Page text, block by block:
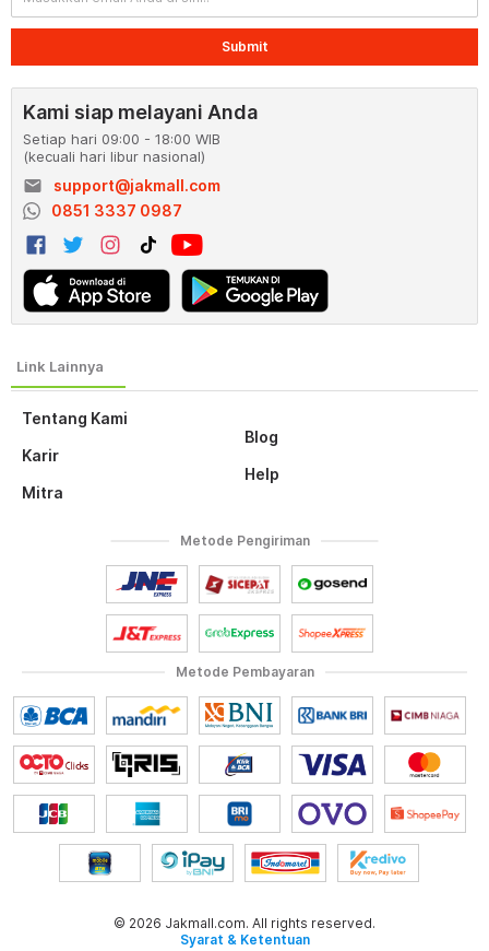
Tentang Kami
Karir
Mitra
Blog
Help
Submit
Kami siap melayani Anda
Setiap hari 09:00 - 18:00 WIB
(kecuali hari libur nasional)
email
support@jakmall.com
0851 3337 0987
Metode Pembayaran
Metode Pengiriman
© 2026 Jakmall.com. All rights reserved.
Syarat & Ketentuan